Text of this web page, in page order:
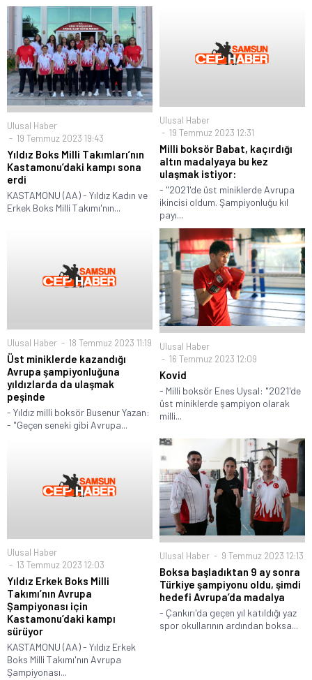
Ulusal Haber
19 Temmuz 2023 19:43
Yıldız Boks Milli Takımları’nın
Kastamonu’daki kampı sona
erdi
KASTAMONU (AA) - Yıldız Kadın ve
Erkek Boks Milli Takımı'nın...
Ulusal Haber
19 Temmuz 2023 12:31
Milli boksör Babat, kaçırdığı
altın madalyaya bu kez
ulaşmak istiyor:
- "2021'de üst miniklerde Avrupa
ikincisi oldum. Şampiyonluğu kıl
payı...
Ulusal Haber 18 Temmuz 2023 11:19
Üst miniklerde kazandığı
Avrupa şampiyonluğuna
yıldızlarda da ulaşmak
peşinde
- Yıldız milli boksör Busenur Yazan:
- "Geçen seneki gibi Avrupa...
Ulusal Haber
16 Temmuz 2023 12:09
Kovid
- Milli boksör Enes Uysal: "2021'de
üst miniklerde şampiyon olarak
milli...
Ulusal Haber
13 Temmuz 2023 12:03
Yıldız Erkek Boks Milli
Takımı’nın Avrupa
Şampiyonası için
Kastamonu’daki kampı
sürüyor
KASTAMONU (AA) - Yıldız Erkek
Boks Milli Takımı'nın Avrupa
Şampiyonası...
Ulusal Haber 9 Temmuz 2023 12:13
Boksa başladıktan 9 ay sonra
Türkiye şampiyonu oldu, şimdi
hedefi Avrupa’da madalya
- Çankırı'da geçen yıl katıldığı yaz
spor okullarının ardından boksa...